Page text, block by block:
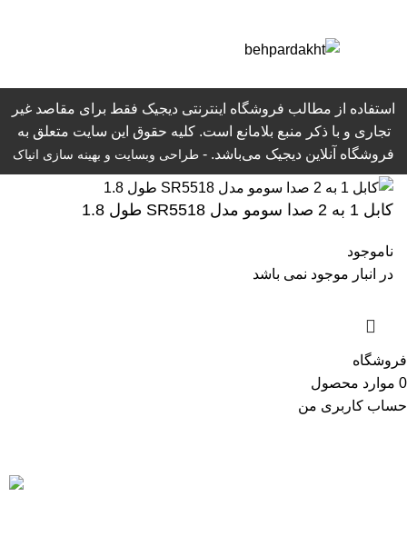
استفاده از مطالب فروشگاه اینترنتی دیجیک فقط برای مقاصد غیر
تجاری و با ذکر منبع بلامانع است. کلیه حقوق این سایت متعلق به
فروشگاه آنلاین دیجیک می‌باشد. - طراحی وبسایت و بهینه سازی انیاک
کابل 1 به 2 صدا سومو مدل SR5518 طول 1.8
ناموجود
در انبار موجود نمی باشد
فروشگاه
0 موارد محصول
حساب کاربری من